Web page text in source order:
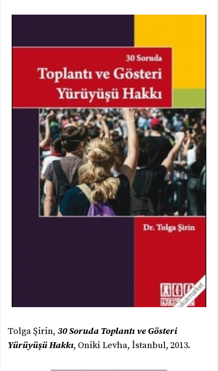
Tolga Şirin, 30 Soruda Toplantı ve Gösteri
Yürüyüşü Hakkı, Oniki Levha, İstanbul, 2013.